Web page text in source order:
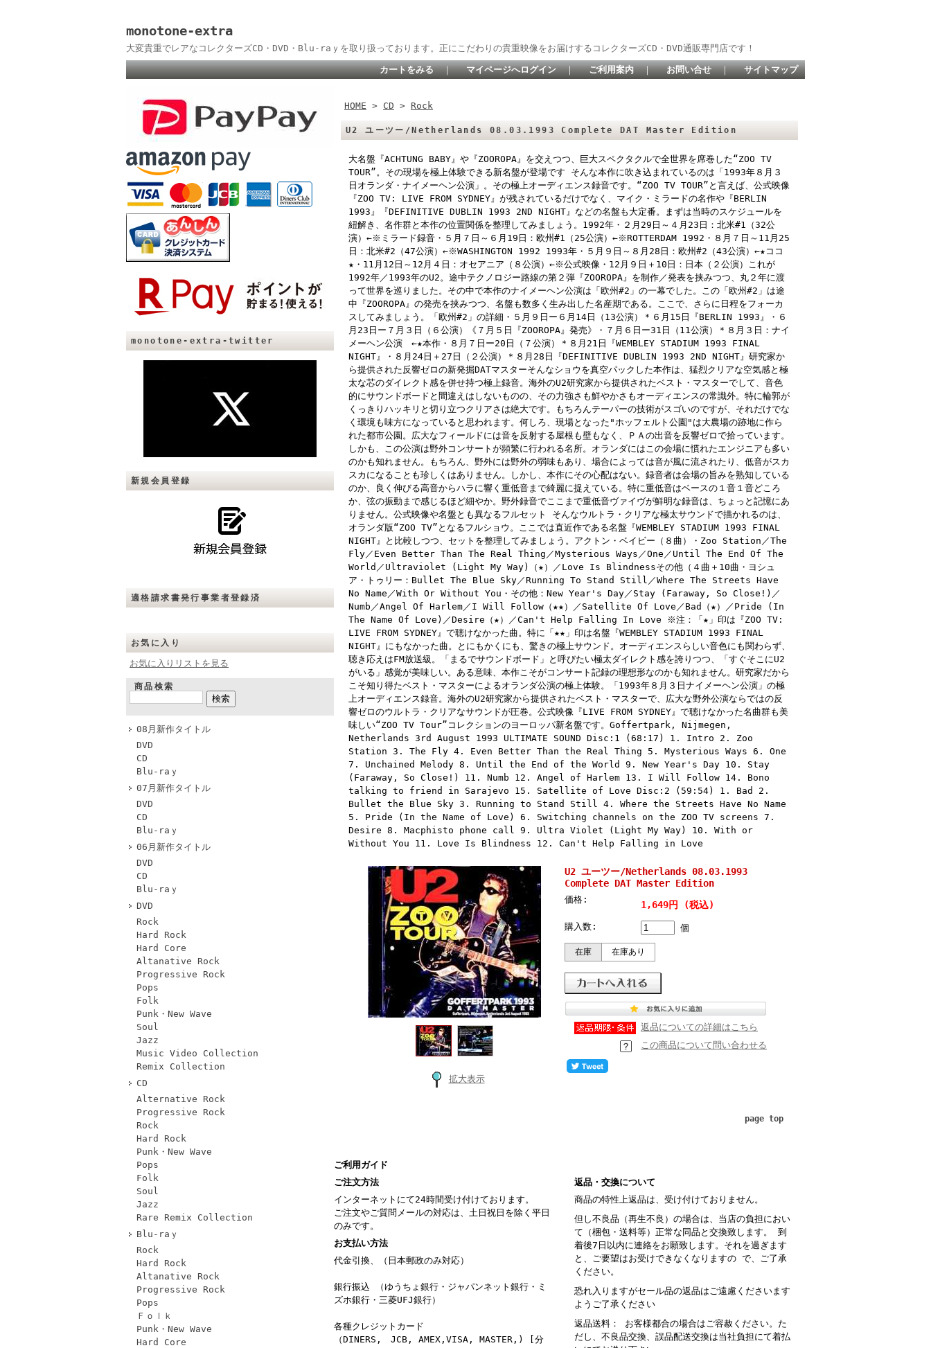
monotone-extra
大変貴重でレアなコレクターズCD・DVD・Blu-raｙを取り扱っております。正にこだわりの貴重映像をお届けするコレクターズCD・DVD通販専門店です！
カートをみる ｜ マイページへログイン ｜ ご利用案内 ｜ お問い合せ ｜ サイトマップ
monotone-extra-twitter
新規会員登録
適格請求書発行事業者登録済
お気に入り
お気に入りリストを見る
商品検索
08月新作タイトル
DVD
CD
Blu-raｙ
07月新作タイトル
DVD
CD
Blu-raｙ
06月新作タイトル
DVD
CD
Blu-raｙ
DVD
Rock
Hard Rock
Hard Core
Altanative Rock
Progressive Rock
Pops
Folk
Punk・New Wave
Soul
Jazz
Music Video Collection
Remix Collection
CD
Alternative Rock
Progressive Rock
Rock
Hard Rock
Punk・New Wave
Pops
Folk
Soul
Jazz
Rare Remix Collection
Blu-raｙ
Rock
Hard Rock
Altanative Rock
Progressive Rock
Pops
Ｆｏｌｋ
Punk・New Wave
Hard Core
HOME > CD > Rock
U2 ユーツー/Netherlands 08.03.1993 Complete DAT Master Edition
大名盤『ACHTUNG BABY』や『ZOOROPA』を交えつつ、巨大スペクタクルで全世界を席巻した“ZOO TV
TOUR”。その現場を極上体験できる新名盤が登場です そんな本作に吹き込まれているのは「1993年８月３
日オランダ・ナイメーヘン公演」。その極上オーディエンス録音です。“ZOO TV TOUR”と言えば、公式映像
『ZOO TV: LIVE FROM SYDNEY』が残されているだけでなく、マイク・ミラードの名作や『BERLIN
1993』『DEFINITIVE DUBLIN 1993 2ND NIGHT』などの名盤も大定番。まずは当時のスケジュールを
紐解き、名作群と本作の位置関係を整理してみましょう。1992年・２月29日～４月23日：北米#1（32公
演）←※ミラード録音・５月７日～６月19日：欧州#1（25公演）←※ROTTERDAM 1992・８月７日～11月25
日：北米#2（47公演）←※WASHINGTON 1992 1993年・５月９日～８月28日：欧州#2（43公演）←★ココ
★・11月12日～12月４日：オセアニア（８公演）←※公式映像・12月９日＋10日：日本（２公演）これが
1992年／1993年のU2。途中テクノロジー路線の第２弾『ZOOROPA』を制作／発表を挟みつつ、丸２年に渡
って世界を巡りました。その中で本作のナイメーヘン公演は「欧州#2」の一幕でした。この「欧州#2」は途
中『ZOOROPA』の発売を挟みつつ、名盤も数多く生み出した名産期である。ここで、さらに日程をフォーカ
スしてみましょう。「欧州#2」の詳細・５月９日ー６月14日（13公演）＊６月15日『BERLIN 1993』・６
月23日ー７月３日（６公演）《７月５日『ZOOROPA』発売》・７月６日ー31日（11公演）＊８月３日：ナイ
メーヘン公演 ←★本作・８月７日ー20日（７公演）＊８月21日『WEMBLEY STADIUM 1993 FINAL
NIGHT』・８月24日＋27日（２公演）＊８月28日『DEFINITIVE DUBLIN 1993 2ND NIGHT』研究家か
ら提供された反響ゼロの新発掘DATマスターそんなショウを真空パックした本作は、猛烈クリアな空気感と極
太な芯のダイレクト感を併せ持つ極上録音。海外のU2研究家から提供されたベスト・マスターでして、音色
的にサウンドボードと間違えはしないものの、その力強さも鮮やかさもオーディエンスの常識外。特に輪郭が
くっきりハッキリと切り立つクリアさは絶大です。もちろんテーパーの技術がスゴいのですが、それだけでな
く環境も味方になっていると思われます。何しろ、現場となった"ホッフェルト公園"は大農場の跡地に作ら
れた都市公園。広大なフィールドには音を反射する屋根も壁もなく、ＰＡの出音を反響ゼロで拾っています。
しかも、この公演は野外コンサートが頻繁に行われる名所。オランダにはこの会場に慣れたエンジニアも多い
のかも知れません。もちろん、野外には野外の弱味もあり、場合によっては音が風に流されたり、低音がスカ
スカになることも珍しくはありません。しかし、本作にその心配はない。録音者は会場の旨みを熟知している
のか、良く伸びる高音からハラに響く重低音まで綺麗に捉えている。特に重低音はベースの１音１音どころ
か、弦の振動まで感じるほど細やか。野外録音でここまで重低音ヴァイヴが鮮明な録音は、ちょっと記憶にあ
りません。公式映像や名盤とも異なるフルセット そんなウルトラ・クリアな極太サウンドで描かれるのは、
オランダ版“ZOO TV”となるフルショウ。ここでは直近作である名盤『WEMBLEY STADIUM 1993 FINAL
NIGHT』と比較しつつ、セットを整理してみましょう。アクトン・ベイビー（８曲）・Zoo Station／The
Fly／Even Better Than The Real Thing／Mysterious Ways／One／Until The End Of The
World／Ultraviolet (Light My Way)（★）／Love Is Blindnessその他（４曲＋10曲・ヨシュ
ア・トゥリー：Bullet The Blue Sky／Running To Stand Still／Where The Streets Have
No Name／With Or Without You・その他：New Year's Day／Stay (Faraway, So Close!)／
Numb／Angel Of Harlem／I Will Follow（★★）／Satellite Of Love／Bad（★）／Pride (In
The Name Of Love)／Desire（★）／Can't Help Falling In Love ※注：「★」印は『ZOO TV:
LIVE FROM SYDNEY』で聴けなかった曲。特に「★★」印は名盤『WEMBLEY STADIUM 1993 FINAL
NIGHT』にもなかった曲。とにもかくにも、驚きの極上サウンド。オーディエンスらしい音色にも関わらず、
聴き応えはFM放送級。「まるでサウンドボード」と呼びたい極太ダイレクト感を誇りつつ、「すぐそこにU2
がいる」感覚が美味しい。ある意味、本作こそがコンサート記録の理想形なのかも知れません。研究家だから
こそ知り得たベスト・マスターによるオランダ公演の極上体験。「1993年８月３日ナイメーヘン公演」の極
上オーディエンス録音。海外のU2研究家から提供されたベスト・マスターで、広大な野外公演ならではの反
響ゼロのウルトラ・クリアなサウンドが圧巻。公式映像『LIVE FROM SYDNEY』で聴けなかった名曲群も美
味しい“ZOO TV Tour”コレクションのヨーロッパ新名盤です。Goffertpark, Nijmegen,
Netherlands 3rd August 1993 ULTIMATE SOUND Disc:1 (68:17) 1. Intro 2. Zoo
Station 3. The Fly 4. Even Better Than the Real Thing 5. Mysterious Ways 6. One
7. Unchained Melody 8. Until the End of the World 9. New Year's Day 10. Stay
(Faraway, So Close!) 11. Numb 12. Angel of Harlem 13. I Will Follow 14. Bono
talking to friend in Sarajevo 15. Satellite of Love Disc:2 (59:54) 1. Bad 2.
Bullet the Blue Sky 3. Running to Stand Still 4. Where the Streets Have No Name
5. Pride (In the Name of Love) 6. Switching channels on the ZOO TV screens 7.
Desire 8. Macphisto phone call 9. Ultra Violet (Light My Way) 10. With or
Without You 11. Love Is Blindness 12. Can't Help Falling in Love
拡大表示
U2 ユーツー/Netherlands 08.03.1993
Complete DAT Master Edition
価格: 1,649円 (税込)
購入数: 個
在庫 在庫あり
返品についての詳細はこちら
この商品について問い合わせる
page top
ご利用ガイド
ご注文方法
インターネットにて24時間受け付けております。
ご注文やご質問メールの対応は、土日祝日を除く平日
のみです。
お支払い方法
代金引換、（日本郵政のみ対応）
銀行振込 （ゆうちょ銀行・ジャパンネット銀行・ミ
ズホ銀行・三菱UFJ銀行）
各種クレジットカード
（DINERS, JCB, AMEX,VISA, MASTER,) [分
返品・交換について
商品の特性上返品は、受け付けておりません。
但し不良品（再生不良）の場合は、当店の負担におい
て（梱包・送料等）正常な同品と交換致します。 到
着後7日以内に連絡をお願致します。それを過ぎます
と、ご要望はお受けできなくなりますの で、ご了承
ください。
恐れ入りますがセール品の返品はご遠慮くださいます
ようご了承ください
返品送料： お客様都合の場合はご容赦ください。た
だし、不良品交換、誤品配送交換は当社負担にて着払